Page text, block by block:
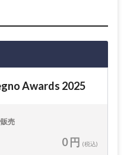
Awards 2025
売
0 円 (税込)